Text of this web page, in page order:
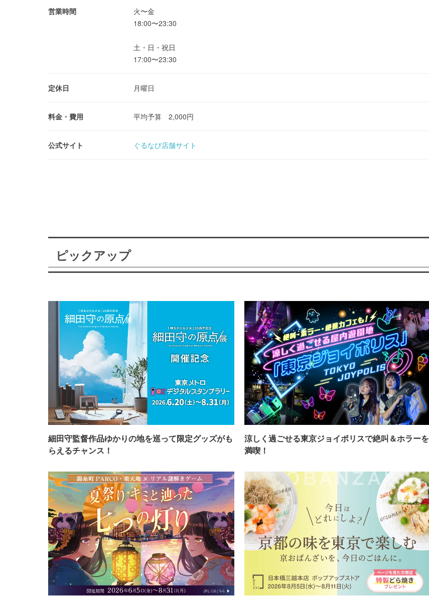
営業時間
火〜金
18:00〜23:30
土・日・祝日
17:00〜23:30
定休日 月曜日
料金・費用 平均予算 2,000円
公式サイト ぐるなび店舗サイト
ピックアップ
細田守監督作品ゆかりの地を巡って限定グッズがも
らえるチャンス！
涼しく過ごせる東京ジョイポリスで絶叫＆ホラーを
満喫！